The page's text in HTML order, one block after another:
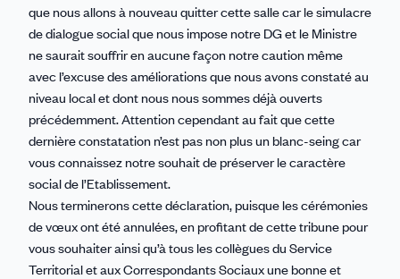
que nous allons à nouveau quitter cette salle car le simulacre
de dialogue social que nous impose notre DG et le Ministre
ne saurait souffrir en aucune façon notre caution même
avec l’excuse des améliorations que nous avons constaté au
niveau local et dont nous nous sommes déjà ouverts
précédemment. Attention cependant au fait que cette
dernière constatation n’est pas non plus un blanc-seing car
vous connaissez notre souhait de préserver le caractère
social de l’Etablissement.
Nous terminerons cette déclaration, puisque les cérémonies
de vœux ont été annulées, en profitant de cette tribune pour
vous souhaiter ainsi qu’à tous les collègues du Service
Territorial et aux Correspondants Sociaux une bonne et